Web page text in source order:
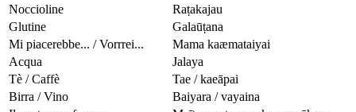
Noccioline
Raṭakajau
Glutine
Galaūṭana
Mi piacerebbe... / Vorrrei...
Mama kaæmataiyai
Acqua
Jalaya
Tè / Caffè
Tae / kaeāpai
Birra / Vino
Baiyara / vayaina